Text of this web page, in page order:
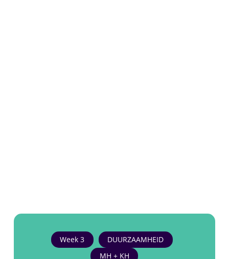
Week 3
DUURZAAMHEID
MH + KH